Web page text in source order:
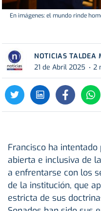
En imágenes: el mundo rinde
NOTICIAS TALDEA
21 de Abril 2025
2
Francisco ha
abierta e inclusiva de
a enfrentarse con los
de la institución, que
estricta de sus